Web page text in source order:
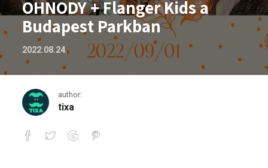
OHNODY + Flanger Kids a
Budapest Parkban
2022.08.24.
author:
tixa